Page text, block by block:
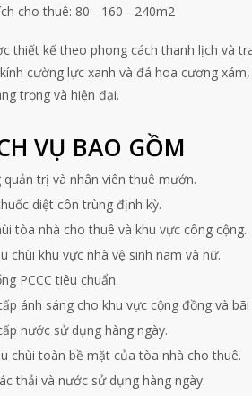
cho thuê: 80 - 160 - 240m2
thiết kế theo phong cách thanh lịch và
cường lực xanh và đá hoa cương
trọng và hiện đại.
VỤ BAO GỒM
quản trị và nhân viên thuê mướn.
diệt côn trùng định kỳ.
tòa nhà cho thuê và khu vực công cộng.
chùi khu vực nhà vệ sinh nam và nữ.
PCCC tiêu chuẩn.
ánh sáng cho khu vực cộng đồng và
nước sử dụng hàng ngày.
chùi toàn bề mặt của tòa nhà cho thuê.
thải và nước sử dụng hàng ngày.